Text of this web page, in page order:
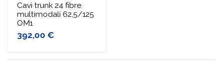
Cavi trunk 24 fibre
multimodali 62,5/125
OM1
392,00 €